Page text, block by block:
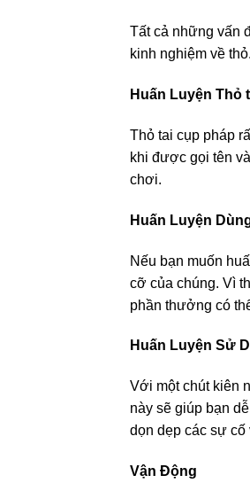
Tất cả những vấn
kinh nghiệm về thỏ.
Huấn Luyện Thỏ
Thỏ tai cụp pháp
khi được gọi tên
chơi.
Huấn Luyện
Nếu bạn muốn
cỡ của chúng. Vì
phần thưởng có
Huấn Luyện Sử
Với một chút kiên
này sẽ giúp bạn
dọn dẹp các sự cố
Vận Động